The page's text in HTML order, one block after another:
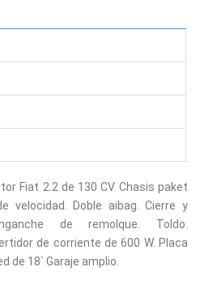
Fiat 2.2 de 130 CV. Chasis paket
velocidad. Doble aibag. Cierre y
de remolque. Toldo.
de corriente de 600 W. Placa
de 18` Garaje amplio.